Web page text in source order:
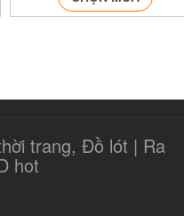
trang, Đồ lót | Ra
hot‎